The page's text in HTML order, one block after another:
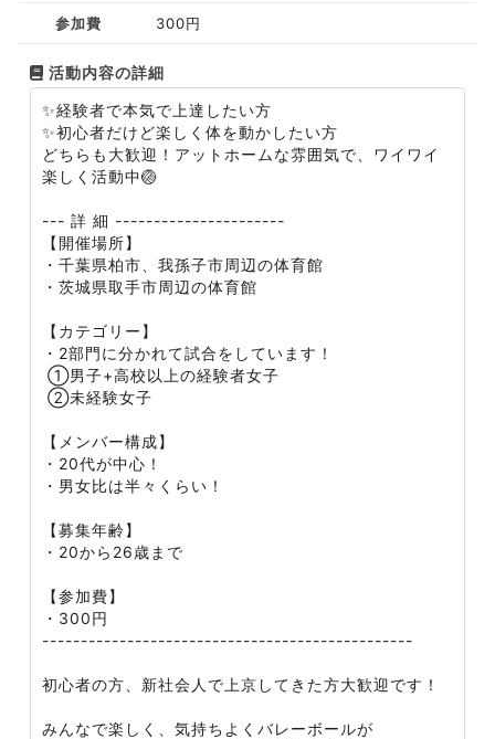
参加費 300円
活動内容の詳細
✨経験者で本気で上達したい方
✨初心者だけど楽しく体を動かしたい方
どちらも大歓迎！アットホームな雰囲気で、ワイワイ
楽しく活動中🏐
--- 詳 細 ----------------------
【開催場所】
・千葉県柏市、我孫子市周辺の体育館
・茨城県取手市周辺の体育館
【カテゴリー】
・2部門に分かれて試合をしています！
①男子+高校以上の経験者女子
②未経験女子
【メンバー構成】
・20代が中心！
・男女比は半々くらい！
【募集年齢】
・20から26歳まで
【参加費】
・300円
------------------------------------------------
初心者の方、新社会人で上京してきた方大歓迎です！
みんなで楽しく、気持ちよくバレーボールが